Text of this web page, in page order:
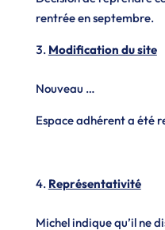
rentrée en septembre.
Modification du site
Nouveau …
Espace adhérent a été
Représentativité
Michel indique qu’il ne